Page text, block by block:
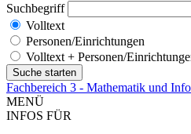
Suchbegriff
Volltext
Personen/Einrichtungen
Volltext + Personen/
Fachbereich 3 - Mathematik und
MENÜ
INFOS FÜR